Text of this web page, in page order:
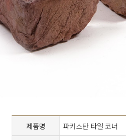
제품명 파키스탄 타일 코너